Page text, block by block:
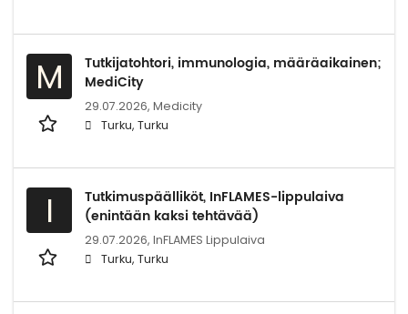
M
Tutkijatohtori, immunologia, määräaikainen;
MediCity
29.07.2026, Medicity
Turku, Turku
I
Tutkimuspäälliköt, InFLAMES-lippulaiva
(enintään kaksi tehtävää)
29.07.2026, InFLAMES Lippulaiva
Turku, Turku